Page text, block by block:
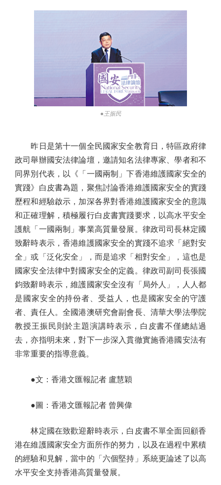
●王振民
昨日是第十一個全民國家安全教育日，特區政府律
政司舉辦國安法律論壇，邀請知名法律專家、學者和不
同界別代表，以《「一國兩制」下香港維護國家安全的
實踐》白皮書為題，聚焦討論香港維護國家安全的實踐
歷程和經驗啟示，加深各界對香港維護國家安全的意識
和正確理解，積極履行白皮書實踐要求，以高水平安全
護航「一國兩制」事業高質量發展。律政司司長林定國
致辭時表示，香港維護國家安全的實踐不追求「絕對安
全」或「泛化安全」，而是追求「相對安全」，這也是
國家安全法律中對國家安全的定義。律政司副司長張國
鈞致辭時表示，維護國家安全沒有「局外人」，人人都
是國家安全的持份者、受益人，也是國家安全的守護
者、責任人。全國港澳研究會副會長、清華大學法學院
教授王振民則於主題演講時表示，白皮書不僅總結過
去，亦指明未來，對下一步深入貫徹實施香港國安法有
非常重要的指導意義。
●文：香港文匯報記者 盧慧穎
●圖：香港文匯報記者 曾興偉
林定國在致歡迎辭時表示，白皮書不單全面回顧香
港在維護國家安全方面所作的努力，以及在過程中累積
的經驗和見解，當中的「六個堅持」系統更論述了以高
水平安全支持香港高質量發展。